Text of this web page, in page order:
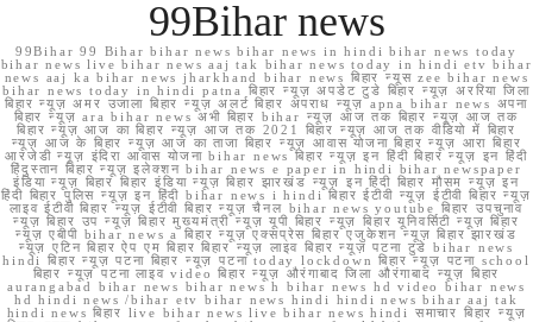
99Bihar news
99Bihar 99 Bihar bihar news bihar news in hindi bihar news today
bihar news live bihar news aaj tak bihar news today in hindi etv bihar
news aaj ka bihar news jharkhand bihar news बिहार न्यूस zee bihar news
bihar news today in hindi patna बिहार न्यूज़ अपडेट टुडे बिहार न्यूज़ अररिया जिला
बिहार न्यूज़ अमर उजाला बिहार न्यूज़ अलर्ट बिहार अपराध न्यूज़ apna bihar news अपना
बिहार न्यूज़ ara bihar news अभी बिहार bihar न्यूज़ आज तक बिहार न्यूज़ आज तक
बिहार न्यूज़ आज का बिहार न्यूज़ आज तक 2021 बिहार न्यूज़ आज तक वीडियो में बिहार
न्यूज़ आज के बिहार न्यूज़ आज का ताजा बिहार न्यूज़ आवास योजना बिहार न्यूज़ आरा बिहार
आरजेडी न्यूज़ इंदिरा आवास योजना bihar news बिहार न्यूज़ इन हिंदी बिहार न्यूज़ इन हिंदी
हिंदुस्तान बिहार न्यूज़ इलेक्शन bihar news e paper in hindi bihar newspaper
इंडिया न्यूज़ बिहार बिहार इंडिया न्यूज़ बिहार झारखंड न्यूज़ इन हिंदी बिहार मौसम न्यूज़ इन
हिंदी बिहार पुलिस न्यूज़ इन हिंदी bihar news i hindi बिहार ईटीवी न्यूज़ ईटीवी बिहार न्यूज़
लाइव ईटीवी बिहार न्यूज़ ईटीवी बिहार न्यूज़ चैनल bihar news youtube बिहार उपचुनाव
न्यूज़ बिहार उप न्यूज़ बिहार मुख्यमंत्री न्यूज़ यूपी बिहार न्यूज़ बिहार यूनिवर्सिटी न्यूज़ बिहार
न्यूज़ एबीपी bihar news a बिहार न्यूज़ एक्सप्रेस बिहार एजुकेशन न्यूज़ बिहार झारखंड
न्यूज़ एटिन बिहार ऐप एम बिहार बिहार न्यूज़ लाइव बिहार न्यूज़ पटना टुडे bihar news
hindi बिहार न्यूज़ पटना बिहार न्यूज़ पटना today lockdown बिहार न्यूज़ पटना school
बिहार न्यूज़ पटना लाइव video बिहार न्यूज़ औरंगाबाद जिला औरंगाबाद न्यूज़ बिहार
aurangabad bihar news bihar news h bihar news hd video bihar news
hd hindi news /bihar etv bihar news hindi hindi news bihar aaj tak
hindi news बिहार live bihar news live bihar news hindi समाचार बिहार न्यूज़